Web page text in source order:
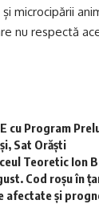
microcipării
nu respectă
cu Program
Sat Orăști
Teoretic Ion
Cod roșu în
afectate și